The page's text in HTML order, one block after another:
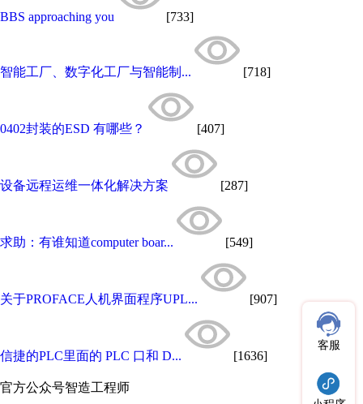
BBS approaching you [733]
智能工厂、数字化工厂与智能制... [718]
0402封装的ESD 有哪些？ [407]
设备远程运维一体化解决方案 [287]
求助：有谁知道computer boar... [549]
关于PROFACE人机界面程序UPL... [907]
信捷的PLC里面的 PLC 口和 D... [1636]
官方公众号智造工程师
客服